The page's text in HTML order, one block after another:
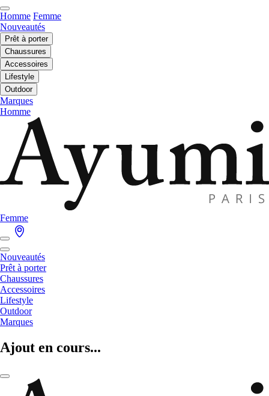
Homme Femme
Nouveautés
Prêt à porter
Chaussures
Accessoires
Lifestyle
Outdoor
Marques
Homme
Femme
Nouveautés
Prêt à porter
Chaussures
Accessoires
Lifestyle
Outdoor
Marques
Ajout en cours...